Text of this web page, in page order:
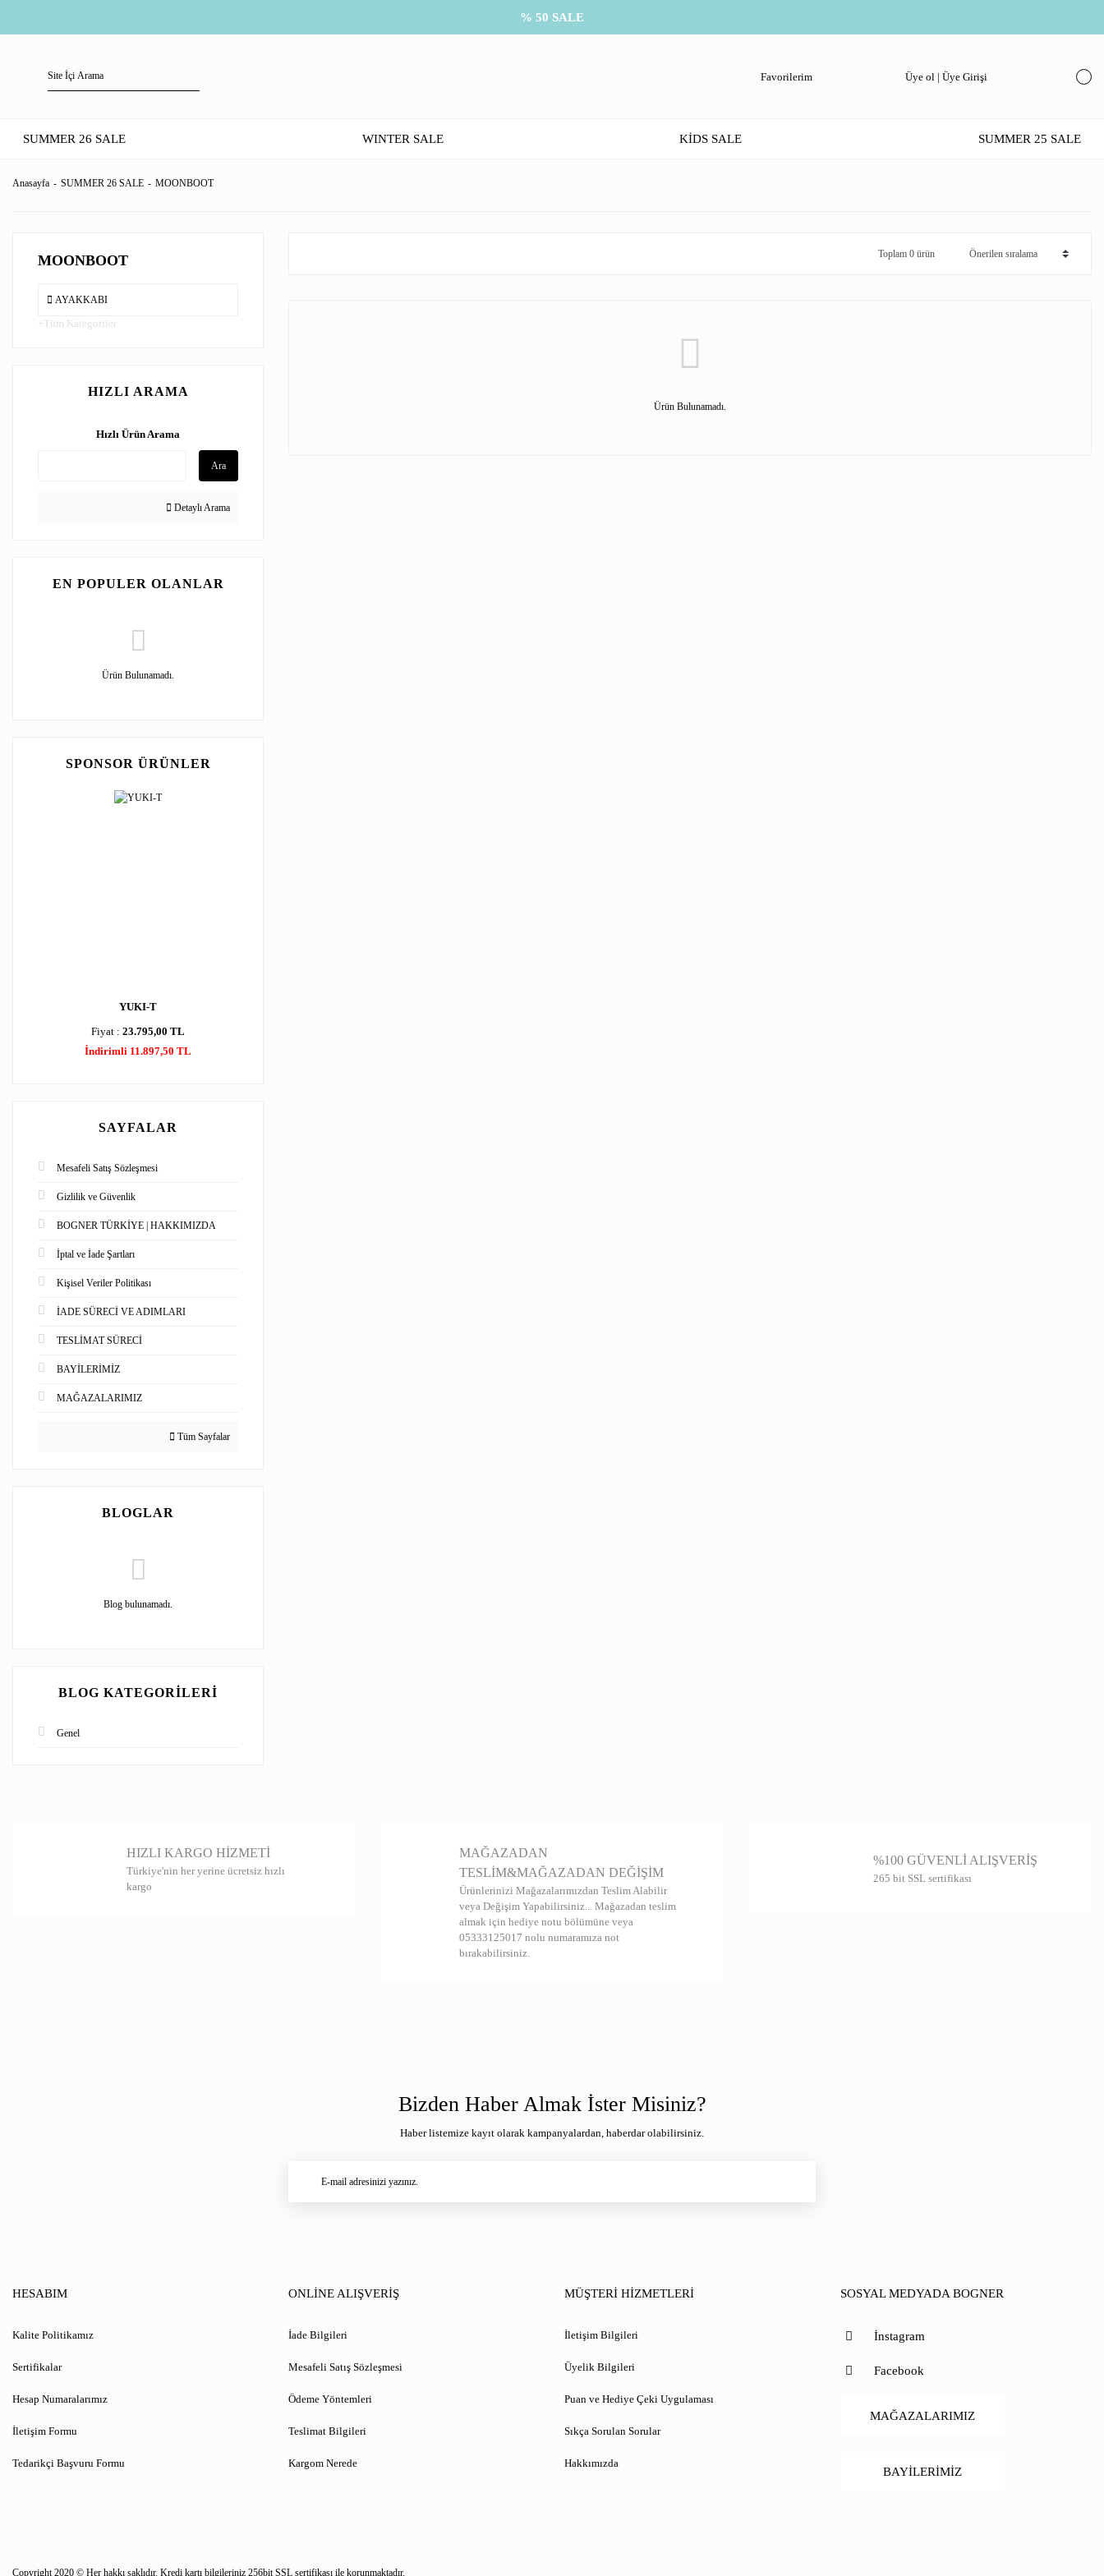
% 50 SALE
Favorilerim Üye ol | Üye Girişi
SUMMER 26 SALE WINTER SALE KİDS SALE SUMMER 25 SALE
Anasayfa SUMMER 26 SALE MOONBOOT
MOONBOOT
AYAKKABI
Tüm Kategoriler
HIZLI ARAMA
Hızlı Ürün Arama
Ara
Detaylı Arama
EN POPULER OLANLAR
Ürün Bulunamadı.
SPONSOR ÜRÜNLER
YUKI-T
Fiyat : 23.795,00 TL
İndirimli 11.897,50 TL
SAYFALAR
Mesafeli Satış Sözleşmesi
Gizlilik ve Güvenlik
BOGNER TÜRKİYE | HAKKIMIZDA
İptal ve İade Şartları
Kişisel Veriler Politikası
İADE SÜRECİ VE ADIMLARI
TESLİMAT SÜRECİ
BAYİLERİMİZ
MAĞAZALARIMIZ
Tüm Sayfalar
BLOGLAR
Blog bulunamadı.
BLOG KATEGORILERI
Genel
Toplam 0 ürün
Ürün Bulunamadı.
HIZLI KARGO HİZMETİ
Türkiye'nin her yerine ücretsiz hızlı
kargo
MAĞAZADAN
TESLİM&MAĞAZADAN DEĞİŞİM
Ürünlerinizi Mağazalarımızdan Teslim Alabilir
veya Değişim Yapabilirsiniz... Mağazadan teslim
almak için hediye notu bölümüne veya
05333125017 nolu numaramıza not
bırakabilirsiniz.
%100 GÜVENLİ ALIŞVERİŞ
265 bit SSL sertifikası
Bizden Haber Almak İster Misiniz?
Haber listemize kayıt olarak kampanyalardan, haberdar olabilirsiniz.
HESABIM
Kalite Politikamız
Sertifikalar
Hesap Numaralarımız
İletişim Formu
Tedarikçi Başvuru Formu
ONLİNE ALIŞVERİŞ
İade Bilgileri
Mesafeli Satış Sözleşmesi
Ödeme Yöntemleri
Teslimat Bilgileri
Kargom Nerede
MÜŞTERİ HİZMETLERİ
İletişim Bilgileri
Üyelik Bilgileri
Puan ve Hediye Çeki Uygulaması
Sıkça Sorulan Sorular
Hakkımızda
SOSYAL MEDYADA BOGNER
İnstagram
Facebook
MAĞAZALARIMIZ
BAYİLERİMİZ
Copyright 2020 © Her hakkı saklıdır. Kredi kartı bilgileriniz 256bit SSL sertifikası ile korunmaktadır.